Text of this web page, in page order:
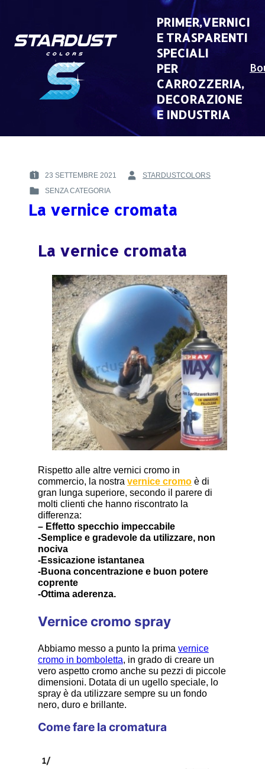
PRIMER,VERNICI
E TRASPARENTI
SPECIALI
PER
CARROZZERIA,
DECORAZIONE
E INDUSTRIA
POSTED
ON
23 SETTEMBRE 2021
BY
STARDUSTCOLORS
POSTED
IN
SENZA CATEGORIA
La vernice cromata
La vernice cromata
Rispetto alle altre vernici cromo in
commercio, la nostra vernice cromo è di
gran lunga superiore, secondo il parere di
molti clienti che hanno riscontrato la
differenza:
– Effetto specchio impeccabile
-Semplice e gradevole da utilizzare, non
nociva
-Essicazione istantanea
-Buona concentrazione e buon potere
coprente
-Ottima aderenza.
Vernice cromo spray
Abbiamo messo a punto la prima vernice
cromo in bomboletta, in grado di creare un
vero aspetto cromo anche su pezzi di piccole
dimensioni. Dotata di un ugello speciale, lo
spray è da utilizzare sempre su un fondo
nero, duro e brillante.
Come fare la cromatura